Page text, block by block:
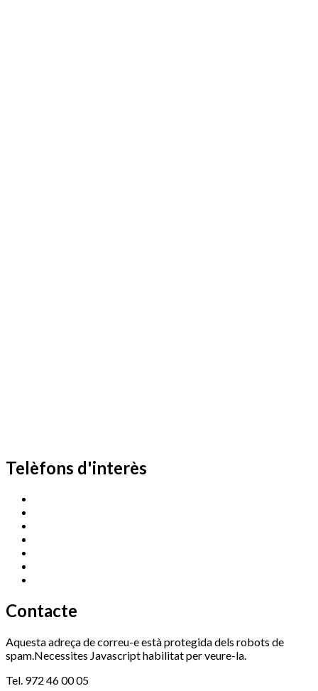
Telèfons d'interès
Contacte
Aquesta adreça de correu-e està protegida dels robots de
spam.Necessites Javascript habilitat per veure-la.
Tel. 972 46 00 05